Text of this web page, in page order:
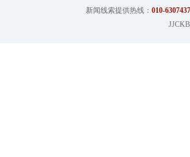
新闻线索提供热线： 010-